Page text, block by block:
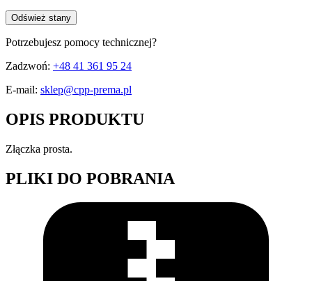
Odśwież stany
Potrzebujesz pomocy technicznej?
Zadzwoń: +48 41 361 95 24
E-mail: sklep@cpp-prema.pl
OPIS PRODUKTU
Złączka prosta.
PLIKI DO POBRANIA